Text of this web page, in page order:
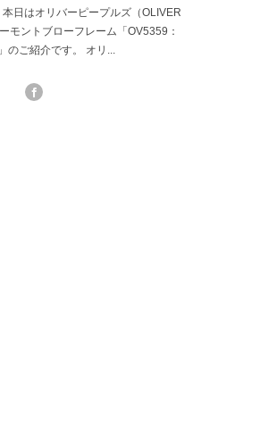
日はオリバーピープルズ（OLIVER
モントブローフレーム「OV5359：
のご紹介です。 オリ...